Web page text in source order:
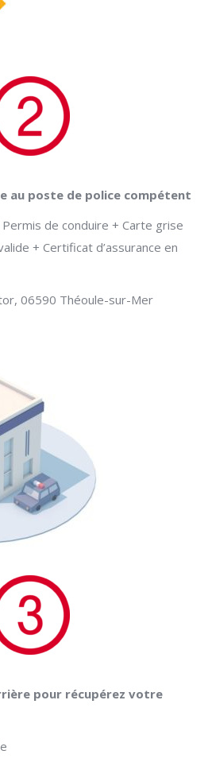
au poste de police compétent
Permis de conduire + Carte grise
+ Certificat d’assurance en
06590 Théoule-sur-Mer
pour récupérez votre